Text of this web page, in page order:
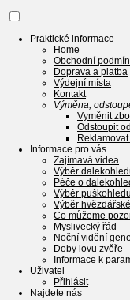
Praktické informace
Home
Obchodní
Doprava a platba
Výdejní místa
Kontakt
Výměna,
Vyměnit
Odstoupit
Informace pro vás
Zajímavá videa
Výběr
Péče o
Výběr puškohledu
Výběr
Co můžeme
Myslivecký řád
Noční vidění
Doby lovu zvěře
Informace k
Uživatel
Přihlásit
Najdete nás